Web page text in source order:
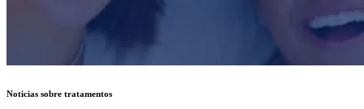
Noticias sobre tratamentos